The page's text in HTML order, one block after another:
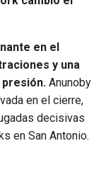
en el
y una
Anunoby
en el cierre,
decisivas
en San Antonio.